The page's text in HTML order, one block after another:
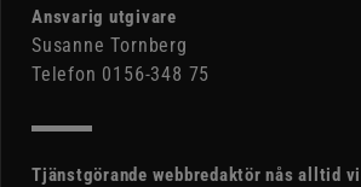
Ansvarig utgivare
Susanne Tornberg
Telefon 0156-348 75
Tjänstgörande webbredaktör nås alltid